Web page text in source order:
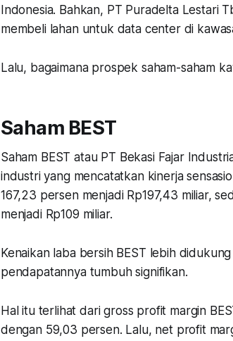
Indonesia. Bahkan, PT Puradelta Lestari
membeli lahan untuk data center di
Lalu, bagaimana prospek saham-saham
Saham BEST
Saham BEST atau PT Bekasi Fajar
industri yang mencatatkan kinerja
167,23 persen menjadi Rp197,43 miliar,
menjadi Rp109 miliar.
Kenaikan laba bersih BEST lebih
pendapatannya tumbuh signifikan.
Hal itu terlihat dari gross profit margin
dengan 59,03 persen. Lalu, net profit